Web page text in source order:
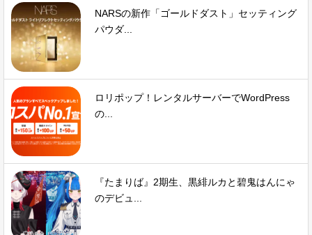
NARSの新作「ゴールドダスト」セッティング
パウダ...
ロリポップ！レンタルサーバーでWordPress
の...
『たまりば』2期生、黒緋ルカと碧鬼はんにゃ
のデビュ...